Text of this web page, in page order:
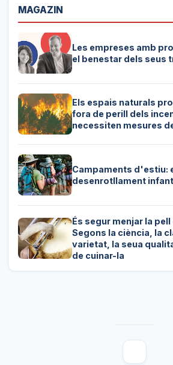
MAGAZIN
Les empreses amb
el benestar dels seus
Els espais naturals
fora de perill dels
necessiten mesures
Campaments d'estiu:
desenrotllament
És segur menjar la
Segons la ciència, la
varietat, la seua
de cuinar-la